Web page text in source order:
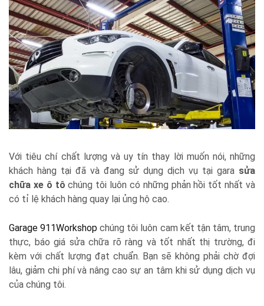
Với tiêu chí chất lượng và uy tín thay lời muốn nói, những
khách hàng tại đã và đang sử dụng dịch vụ tại gara sửa
chữa xe ô tô chúng tôi luôn có những phản hồi tốt nhất và
có tỉ lệ khách hàng quay lại ủng hộ cao.
Garage 911Workshop chúng tôi luôn cam kết tận tâm, trung
thực, báo giá sửa chữa rõ ràng và tốt nhất thị trường, đi
kèm với chất lượng đạt chuẩn. Bạn sẽ không phải chờ đợi
lâu, giảm chi phí và nâng cao sự an tâm khi sử dụng dịch vụ
của chúng tôi.